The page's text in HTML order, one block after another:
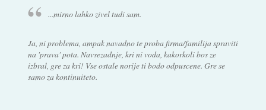
...mirno lahko zivel tudi sam.
Ja, ni problema, ampak navadno te proba firma/familija spraviti
na 'prava' pota. Navsezadnje, kri ni voda, kakorkoli bos ze
izbral, gre za kri! Vse ostale norije ti bodo odpuscene. Gre se
samo za kontinuiteto.